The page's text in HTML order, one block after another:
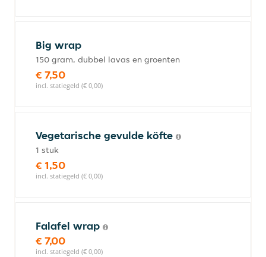
Big wrap
150 gram, dubbel lavas en groenten
€ 7,50
incl. statiegeld (€ 0,00)
Vegetarische gevulde köfte
1 stuk
€ 1,50
incl. statiegeld (€ 0,00)
Falafel wrap
€ 7,00
incl. statiegeld (€ 0,00)